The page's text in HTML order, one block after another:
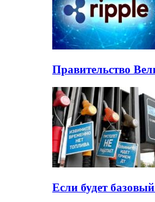
Правительство
Если будет